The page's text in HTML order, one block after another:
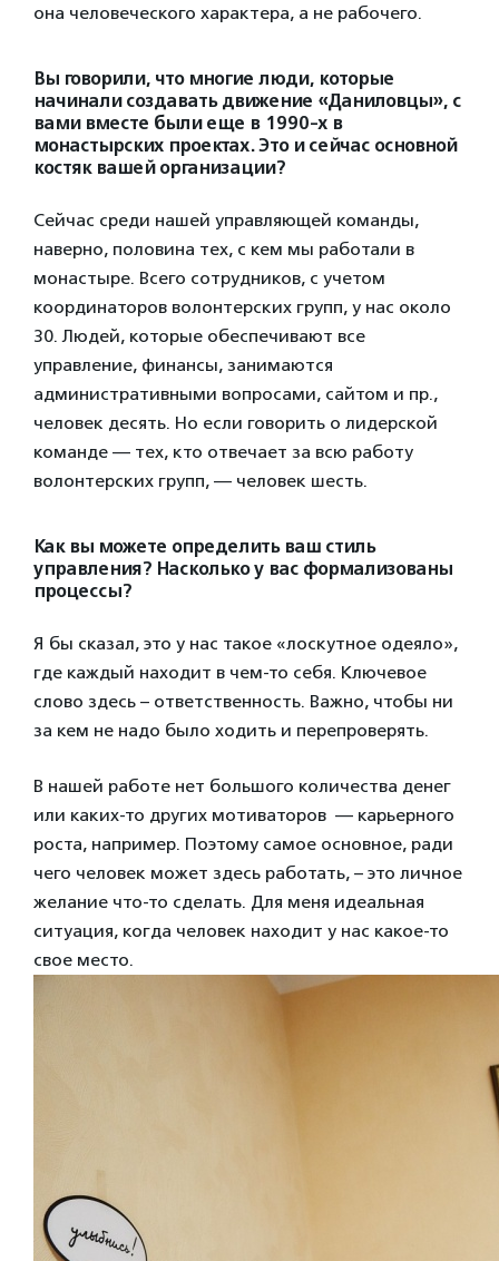
она человеческого характера, а не рабочего.
Вы говорили, что многие люди, которые
начинали создавать движение «Даниловцы», с
вами вместе были еще в 1990-х в
монастырских проектах. Это и сейчас основной
костяк вашей организации?
Сейчас среди нашей управляющей команды,
наверно, половина тех, с кем мы работали в
монастыре. Всего сотрудников, с учетом
координаторов волонтерских групп, у нас около
30. Людей, которые обеспечивают все
управление, финансы, занимаются
административными вопросами, сайтом и пр.,
человек десять. Но если говорить о лидерской
команде — тех, кто отвечает за всю работу
волонтерских групп, — человек шесть.
Как вы можете определить ваш стиль
управления? Насколько у вас формализованы
процессы?
Я бы сказал, это у нас такое «лоскутное одеяло»,
где каждый находит в чем-то себя. Ключевое
слово здесь – ответственность. Важно, чтобы ни
за кем не надо было ходить и перепроверять.
В нашей работе нет большого количества денег
или каких-то других мотиваторов — карьерного
роста, например. Поэтому самое основное, ради
чего человек может здесь работать, – это личное
желание что-то сделать. Для меня идеальная
ситуация, когда человек находит у нас какое-то
свое место.